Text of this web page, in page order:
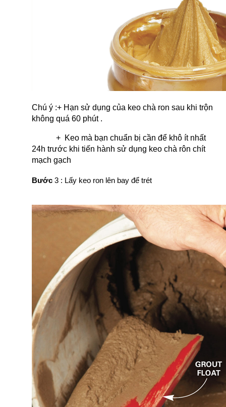
Chú ý :+ Hạn sử dụng của keo chà ron sau khi trộn
không quá 60 phút .
+  Keo mà bạn chuẩn bị cần để khô ít nhất
24h trước khi tiến hành sử dụng keo chà rôn chít
mạch gạch
Bước 3 : Lấy keo ron lên bay để trét